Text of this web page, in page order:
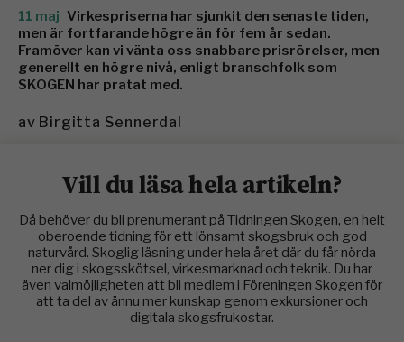
11 maj Virkespriserna har sjunkit den senaste tiden,
men är fortfarande högre än för fem år sedan.
Framöver kan vi vänta oss snabbare prisrörelser, men
generellt en högre nivå, enligt branschfolk som
SKOGEN har pratat med.
av Birgitta Sennerdal
Vill du läsa hela artikeln?
Då behöver du bli prenumerant på Tidningen Skogen, en helt
oberoende tidning för ett lönsamt skogsbruk och god
naturvård. Skoglig läsning under hela året där du får nörda
ner dig i skogsskötsel, virkesmarknad och teknik. Du har
även valmöjligheten att bli medlem i Föreningen Skogen för
att ta del av ännu mer kunskap genom exkursioner och
digitala skogsfrukostar.